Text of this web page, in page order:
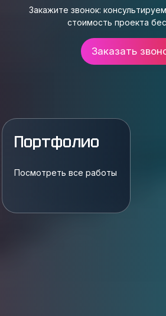
Закажите звонок:
стоимость проекта
Заказать
Портфолио
Посмотреть все работы